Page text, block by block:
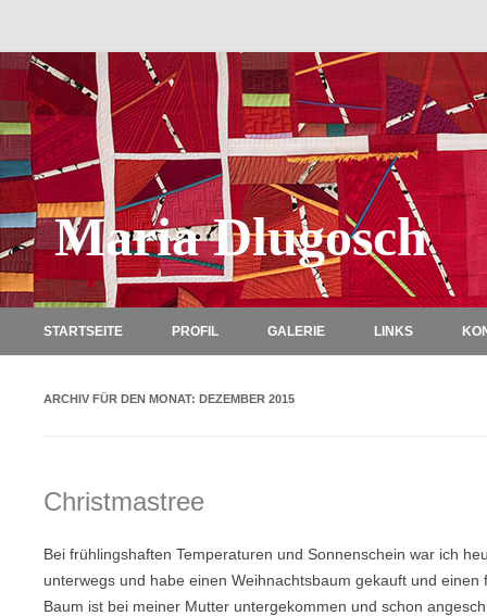
Maria Dlugosch
STARTSEITE PROFIL GALERIE LINKS
ARCHIV FÜR DEN MONAT: DEZEMBER 2015
Christmastree
Bei frühlingshaften Temperaturen und Sonnenschein war ich
unterwegs und habe einen Weihnachtsbaum gekauft und
Baum ist bei meiner Mutter untergekommen und schon